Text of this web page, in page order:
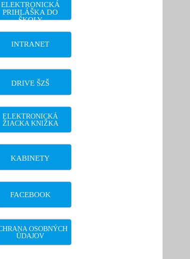
ELEKTRONICKÁ
PRIHLÁŠKA DO
ŠKOLY
INTRANET
DRIVE ŠZŠ
ELEKTRONICKÁ
ŽIACKA KNIŽKA
KABINETY
FACEBOOK
OSOBNÝCH
ÚDAJOV